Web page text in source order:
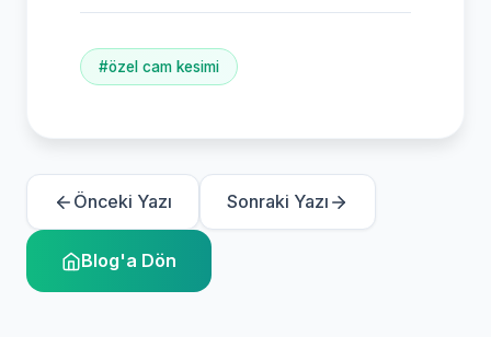
#özel cam kesimi
Önceki Yazı Sonraki Yazı
Blog'a Dön